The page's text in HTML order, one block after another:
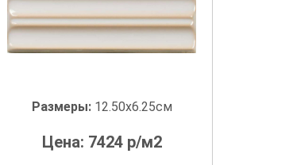
Размеры: 12.50x6.25см
Цена: 7424р/м2